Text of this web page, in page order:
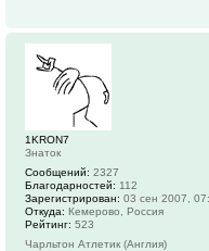
1KRON7
Знаток
Сообщений: 2327
Благодарностей: 112
Зарегистрирован: 03 сен 2007,
Откуда: Кемерово, Россия
Рейтинг: 523
Чарльтон Атлетик (Англия)